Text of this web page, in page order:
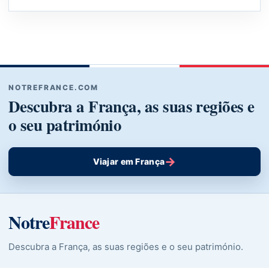
NOTREFRANCE.COM
Descubra a França, as suas regiões e
o seu património
Viajar em França→
NotreFrance
Descubra a França, as suas regiões e o seu património.